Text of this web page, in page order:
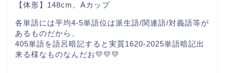
【体形】148cm、Aカップ
各単語には平均4-5単語位は派生語/関連語/対義語等が
あるものだから、
405単語を語呂暗記すると実質1620-2025単語暗記出
来る様なものなんだお💛💛💛